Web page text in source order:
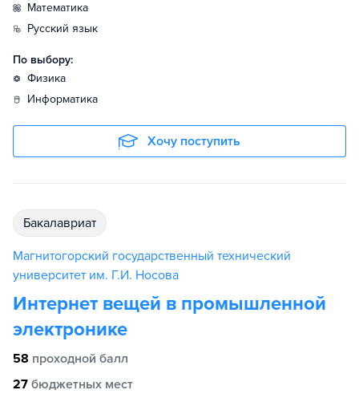
математика
русский язык
По выбору:
физика
информатика
Хочу поступить
бакалавриат
Магнитогорский государственный технический
университет им. Г.И. Носова
Интернет вещей в промышленной
электронике
58 проходной балл
27 бюджетных мест